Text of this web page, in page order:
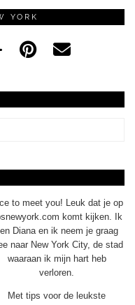
YORK
to meet you! Leuk dat je op
komt kijken. Ik
Diana en ik neem je graag
naar New York City, de stad
waaraan ik mijn hart heb
verloren.
Met tips voor de leukste